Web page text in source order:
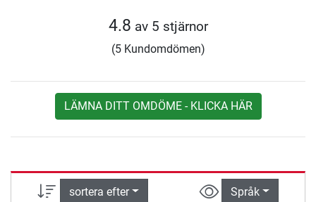
4.8 av 5 stjärnor
(5 Kundomdömen)
LÄMNA DITT OMDÖME - KLICKA HÄR
sortera efter Språk